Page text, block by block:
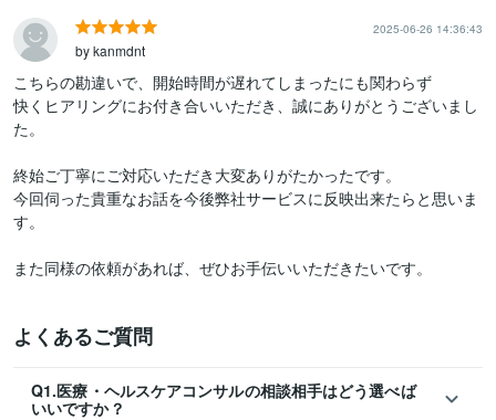
2025-06-26 14:36:43
by kanmdnt
こちらの勘違いで、開始時間が遅れてしまったにも関わらず
快くヒアリングにお付き合いいただき、誠にありがとうございまし
た。
終始ご丁寧にご対応いただき大変ありがたかったです。
今回伺った貴重なお話を今後弊社サービスに反映出来たらと思いま
す。
また同様の依頼があれば、ぜひお手伝いいただきたいです。
よくあるご質問
Q1.医療・ヘルスケアコンサルの相談相手はどう選べば
いいですか？